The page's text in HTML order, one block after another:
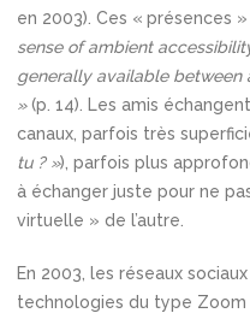
en 2003). Ces « présences
sense of ambient
generally available between
»(p. 14). Les amis
canaux, parfois très
tu ? »), parfois plus
à échanger juste pour ne
virtuelle » de l’autre.
En 2003, les réseaux
technologies du type Zoom